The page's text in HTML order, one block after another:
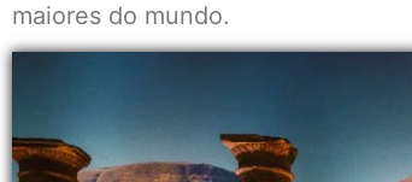
maiores do mundo.